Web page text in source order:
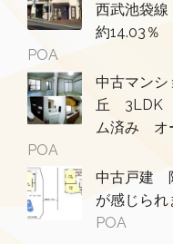
西武池袋
約14.03％
POA
中古マン
丘 3LDK
ム済み オ
POA
中古戸建
が感じら
POA